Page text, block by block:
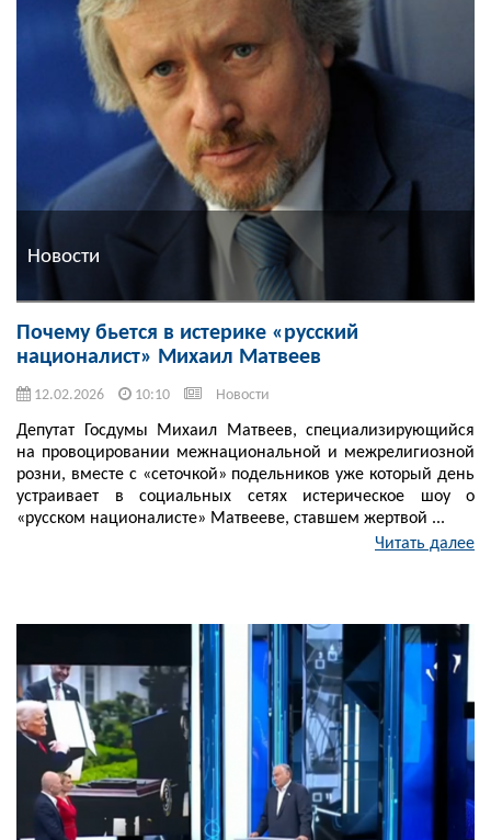
Новости
Почему бьется в истерике «русский
националист» Михаил Матвеев
12.02.2026 10:10 Новости
Депутат Госдумы Михаил Матвеев, специализирующийся
на провоцировании межнациональной и межрелигиозной
розни, вместе с «сеточкой» подельников уже который день
устраивает в социальных сетях истерическое шоу о
«русском националисте» Матвееве, ставшем жертвой ...
Читать далее